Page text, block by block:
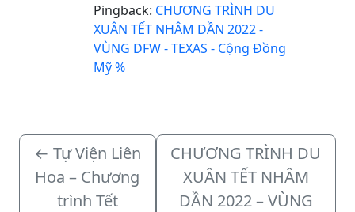
Pingback: CHƯƠNG TRÌNH DU
XUÂN TẾT NHÂM DẦN 2022 -
VÙNG DFW - TEXAS - Cộng Đồng
Mỹ %
← Tự Viện Liên
Hoa – Chương
trình Tết
CHƯƠNG TRÌNH DU
XUÂN TẾT NHÂM
DẦN 2022 – VÙNG